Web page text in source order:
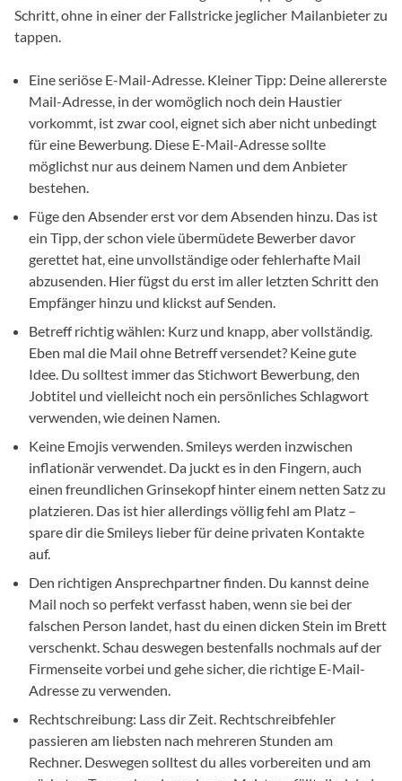
Schritt, ohne in einer der Fallstricke jeglicher Mailanbieter zu
tappen.
Eine seriöse E-Mail-Adresse. Kleiner Tipp: Deine allererste
Mail-Adresse, in der womöglich noch dein Haustier
vorkommt, ist zwar cool, eignet sich aber nicht unbedingt
für eine Bewerbung. Diese E-Mail-Adresse sollte
möglichst nur aus deinem Namen und dem Anbieter
bestehen.
Füge den Absender erst vor dem Absenden hinzu. Das ist
ein Tipp, der schon viele übermüdete Bewerber davor
gerettet hat, eine unvollständige oder fehlerhafte Mail
abzusenden. Hier fügst du erst im aller letzten Schritt den
Empfänger hinzu und klickst auf Senden.
Betreff richtig wählen: Kurz und knapp, aber vollständig.
Eben mal die Mail ohne Betreff versendet? Keine gute
Idee. Du solltest immer das Stichwort Bewerbung, den
Jobtitel und vielleicht noch ein persönliches Schlagwort
verwenden, wie deinen Namen.
Keine Emojis verwenden. Smileys werden inzwischen
inflationär verwendet. Da juckt es in den Fingern, auch
einen freundlichen Grinsekopf hinter einem netten Satz zu
platzieren. Das ist hier allerdings völlig fehl am Platz –
spare dir die Smileys lieber für deine privaten Kontakte
auf.
Den richtigen Ansprechpartner finden. Du kannst deine
Mail noch so perfekt verfasst haben, wenn sie bei der
falschen Person landet, hast du einen dicken Stein im Brett
verschenkt. Schau deswegen bestenfalls nochmals auf der
Firmenseite vorbei und gehe sicher, die richtige E-Mail-
Adresse zu verwenden.
Rechtschreibung: Lass dir Zeit. Rechtschreibfehler
passieren am liebsten nach mehreren Stunden am
Rechner. Deswegen solltest du alles vorbereiten und am